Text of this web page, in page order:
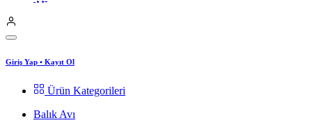
Giriş Yap • Kayıt Ol
Ürün Kategorileri
Balık Avı